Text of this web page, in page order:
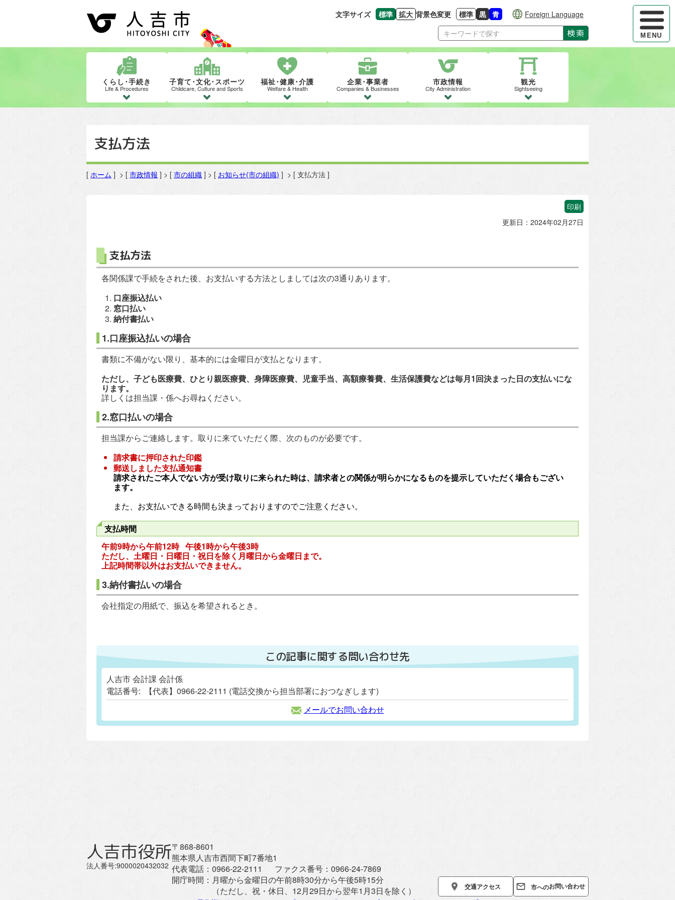
ハンバー
MENU
文字サイズ 標準
文字の大きさをもとの大きさに戻す
拡大
文字を大きくする
背景色変更 標準
背景色の変更：白
黒
背景色の変更：黒
青
背景色の変更：青
Foreign Language
検索
くらし･手続き
Life & Procedures
子育て･文化･スポーツ
Childcare, Culture and Sports
福祉･健康･介護
Welfare & Health
企業･事業者
Companies & Businesses
市政情報
City Administration
観光
Sightseeing
支払方法
[ ホーム ] > [ 市政情報 ] > [ 市の組織 ] > [ お知らせ(市の組織) ] > [ 支払方法 ]
印刷
更新日：2024年02月27日
支払方法
各関係課で手続をされた後、お支払いする方法としましては次の3通りあります。
口座振込払い
窓口払い
納付書払い
1.口座振込払いの場合
書類に不備がない限り、基本的には金曜日が支払となります。
ただし、子ども医療費、ひとり親医療費、身障医療費、児童手当、高額療養費、生活保護費などは毎月1回決まった日の支払いにな
ります。
詳しくは担当課・係へお尋ねください。
2.窓口払いの場合
担当課からご連絡します。取りに来ていただく際、次のものが必要です。
請求書に押印された印鑑
郵送しました支払通知書
請求されたご本人でない方が受け取りに来られた時は、請求者との関係が明らかになるものを提示していただく場合もござい
ます。
また、お支払いできる時間も決まっておりますのでご注意ください。
支払時間
午前9時から午前12時 午後1時から午後3時
ただし、土曜日・日曜日・祝日を除く月曜日から金曜日まで。
上記時間帯以外はお支払いできません。
3.納付書払いの場合
会社指定の用紙で、振込を希望されるとき。
この記事に関する問い合わせ先
人吉市 会計課 会計係
電話番号:
【代表】0966-22-2111 (電話交換から担当部署におつなぎします)
メールでお問い合わせ
人吉市役所
法人番号:9000020432032
〒868-8601
熊本県人吉市西間下町7番地1
代表電話： 0966-22-2111 ファクス番号： 0966-24-7869
開庁時間： 月曜から金曜日の午前8時30分から午後5時15分
（ただし、祝・休日、12月29日から翌年1月3日を除く）
交通アクセス 市へのお問い合わせ